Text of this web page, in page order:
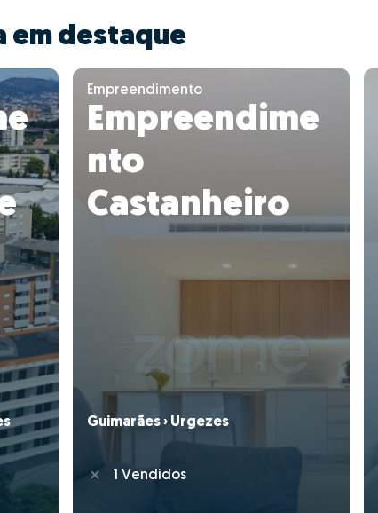
em destaque
Empreendimento
Empreendime
nto
Castanheiro
Guimarães › Urgezes
1 Vendidos